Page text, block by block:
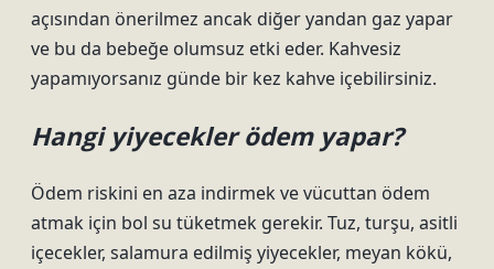
açısından önerilmez ancak diğer yandan gaz yapar
ve bu da bebeğe olumsuz etki eder. Kahvesiz
yapamıyorsanız günde bir kez kahve içebilirsiniz.
Hangi yiyecekler ödem yapar?
Ödem riskini en aza indirmek ve vücuttan ödem
atmak için bol su tüketmek gerekir. Tuz, turşu, asitli
içecekler, salamura edilmiş yiyecekler, meyan kökü,